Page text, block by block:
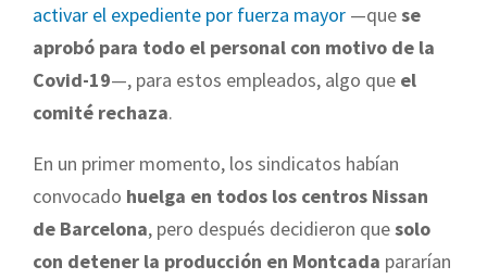
activar el expediente por fuerza mayor —quese
aprobó para todo el personal con motivo de la
Covid-19—, para estos empleados, algo que el
comité rechaza.
En un primer momento, los sindicatos habían
convocado huelga en todos los centros Nissan
de Barcelona, pero después decidieron quesolo
con detener la producción en Montcada pararían